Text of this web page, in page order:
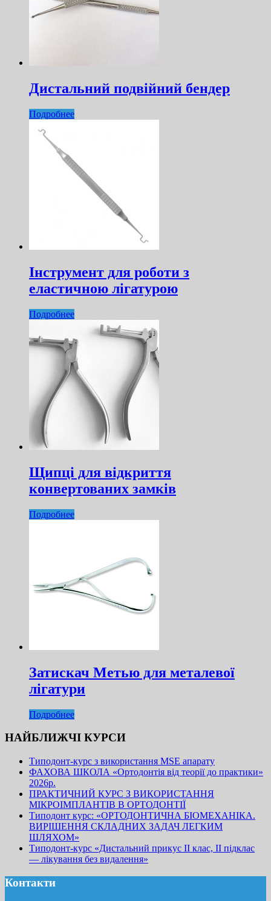
Дистальний подвійний бендер
Подробнее
Інструмент для роботи з
еластичною лігатурою
Подробнее
Щипці для відкриття
конвертованих замків
Подробнее
Затискач Метью для металевої
лігатури
Подробнее
НАЙБЛИЖЧІ КУРСИ
Типодонт-курс з використання MSE апарату
ФАХОВА ШКОЛА «Ортодонтія від теорії до практики»
2026р.
ПРАКТИЧНИЙ КУРС З ВИКОРИСТАННЯ
МІКРОІМПЛАНТІВ В ОРТОДОНТІЇ
Типодонт курс: «ОРТОДОНТИЧНА БІОМЕХАНІКА.
ВИРІШЕННЯ СКЛАДНИХ ЗАДАЧ ЛЕГКИМ
ШЛЯХОМ»
Типодонт-курс «Дистальний прикус II клас, II підклас
— лікування без видалення»
Контакти